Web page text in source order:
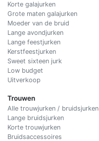
Korte galajurken
Grote maten galajurken
Moeder van de bruid
Lange avondjurken
Lange feestjurken
Kerstfeestjurken
Sweet sixteen jurk
Low budget
Uitverkoop
Trouwen
Alle trouwjurken / bruidsjurken
Lange bruidsjurken
Korte trouwjurken
Bruidsaccessoires